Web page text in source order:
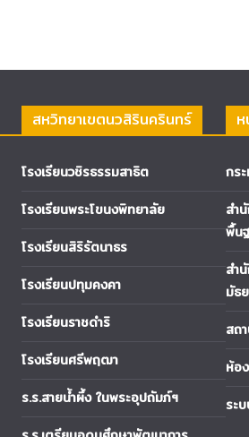
สหวิทยาเขตนวสิรินครินทร์
โรงเรียนวชิรธรรมสาธิต
โรงเรียนพระโขนงพิทยาลัย
โรงเรียนสิริรัตนาธร
โรงเรียนปทุมคงคา
โรงเรียนราชดำริ
โรงเรียนศรีพฤฒา
ร.ร.สายน้ำผึ้ง ในพระอุปถัมภ์ฯ
กร
สำ
พื้น
สำ
มัธ
สถ
ห้อ
ระ